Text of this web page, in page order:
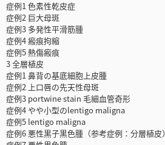
症例1 色素性乾皮症
症例2 巨大母斑
症例3 多発性平滑筋腫
症例4 瘢痕拘縮
症例5 熱傷瘢痕
3 全層植皮
症例1 鼻背の基底細胞上皮腫
症例2 上口唇の先天性母斑
症例3 portwine stain 毛細血管奇形
症例4 やや小型のlentigo maligna
症例5 lentigo maligna
症例6 悪性黒子黒色腫（参考症例：分層植皮）